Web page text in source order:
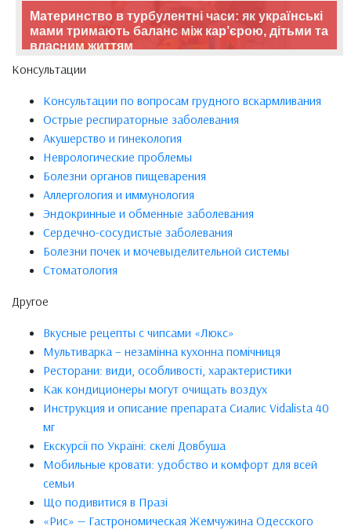
Материнство в турбулентні часи: як українські
мами тримають баланс між кар’єрою, дітьми та
власним життям
Консультации
Консультации по вопросам грудного вскармливания
Острые респираторные заболевания
Акушерство и гинекология
Неврологические проблемы
Болезни органов пищеварения
Аллергология и иммунология
Эндокринные и обменные заболевания
Сердечно-сосудистые заболевания
Болезни почек и мочевыделительной системы
Стоматология
Другое
Вкусные рецепты с чипсами «Люкс»
Мультиварка – незамінна кухонна помічниця
Ресторани: види, особливості, характеристики
Как кондиционеры могут очищать воздух
Инструкция и описание препарата Сиалис Vidalista 40
мг
Екскурсії по Україні: скелі Довбуша
Мобильные кровати: удобство и комфорт для всей
семьи
Що подивитися в Празі
«Рис» — Гастрономическая Жемчужина Одесского